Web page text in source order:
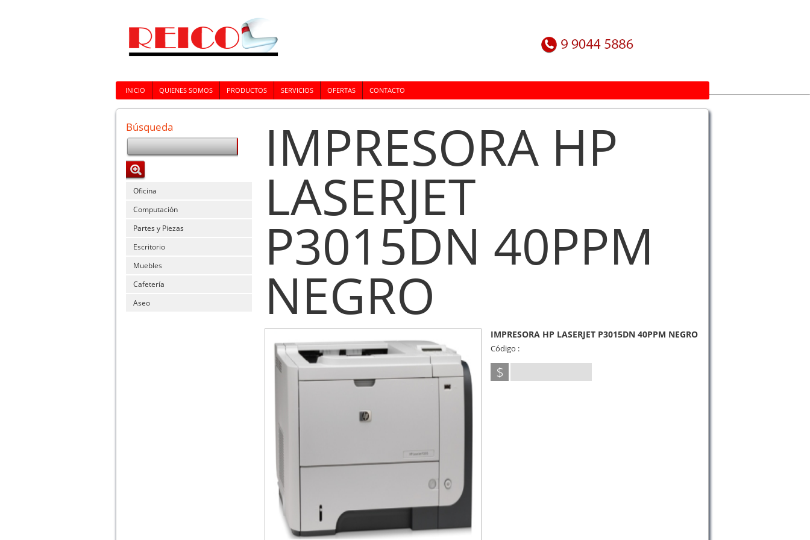
INICIO QUIENES SOMOS PRODUCTOS SERVICIOS OFERTAS CONTACTO
Búsqueda
Oficina
Computación
Partes y Piezas
Escritorio
Muebles
Cafetería
Aseo
IMPRESORA HP
LASERJET
P3015DN 40PPM
NEGRO
IMPRESORA HP LASERJET P3015DN 40PPM NEGRO
Código :
$